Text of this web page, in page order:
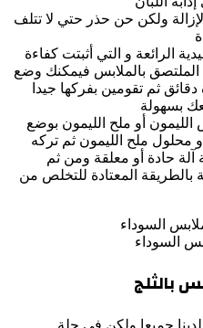
ولكن حن حذر حتي لا تتلف
الرائعة و التي أثبتت كفاءة
الملتصق بالملابس فيمكنك وضع
ثم تقومين بفركها جيدا
بسهولة
الليمون أو ملح الليمون بوضع
محلول ملح الليمون ثم تركه
حادة أو معلقة ومن ثم
بالطريقة المعتادة للتخلص من
السوداء
بالثلج
جميعا ولكن في حلة